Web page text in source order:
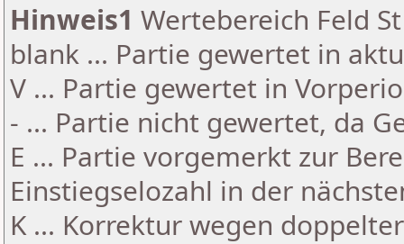
Hinweis1 Wertebereich Feld
blank ... Partie gewertet in
V ... Partie gewertet in
- ... Partie nicht gewertet, da
E ... Partie vorgemerkt zur
Einstiegselozahl in der
K ... Korrektur wegen